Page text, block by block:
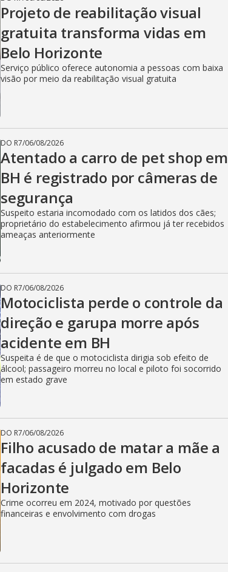
Projeto de reabilitação visual
gratuita transforma vidas em
Belo Horizonte
Serviço público oferece autonomia a pessoas com baixa
visão por meio da reabilitação visual gratuita
DO R7/06/08/2026
Atentado a carro de pet shop em
BH é registrado por câmeras de
segurança
Suspeito estaria incomodado com os latidos dos cães;
proprietário do estabelecimento afirmou já ter recebidos
ameaças anteriormente
DO R7/06/08/2026
Motociclista perde o controle da
direção e garupa morre após
acidente em BH
Suspeita é de que o motociclista dirigia sob efeito de
álcool; passageiro morreu no local e piloto foi socorrido
em estado grave
DO R7/06/08/2026
Filho acusado de matar a mãe a
facadas é julgado em Belo
Horizonte
Crime ocorreu em 2024, motivado por questões
financeiras e envolvimento com drogas